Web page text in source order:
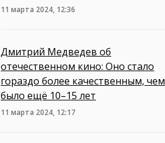
11 марта 2024, 12:36
Дмитрий Медведев об
отечественном кино: Оно стало
гораздо более качественным, чем
было ещё 10–15 лет
11 марта 2024, 12:17